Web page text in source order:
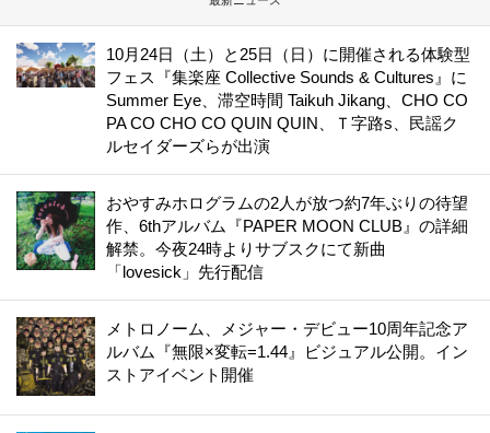
10月24日（土）と25日（日）に開催される体験型
フェス『集楽座 Collective Sounds & Cultures』に
Summer Eye、滞空時間 Taikuh Jikang、CHO CO
PA CO CHO CO QUIN QUIN、Ｔ字路s、民謡ク
ルセイダーズらが出演
おやすみホログラムの2人が放つ約7年ぶりの待望
作、6thアルバム『PAPER MOON CLUB』の詳細
解禁。今夜24時よりサブスクにて新曲
「lovesick」先行配信
メトロノーム、メジャー・デビュー10周年記念ア
ルバム『無限×変転=1.44』ビジュアル公開。イン
ストアイベント開催